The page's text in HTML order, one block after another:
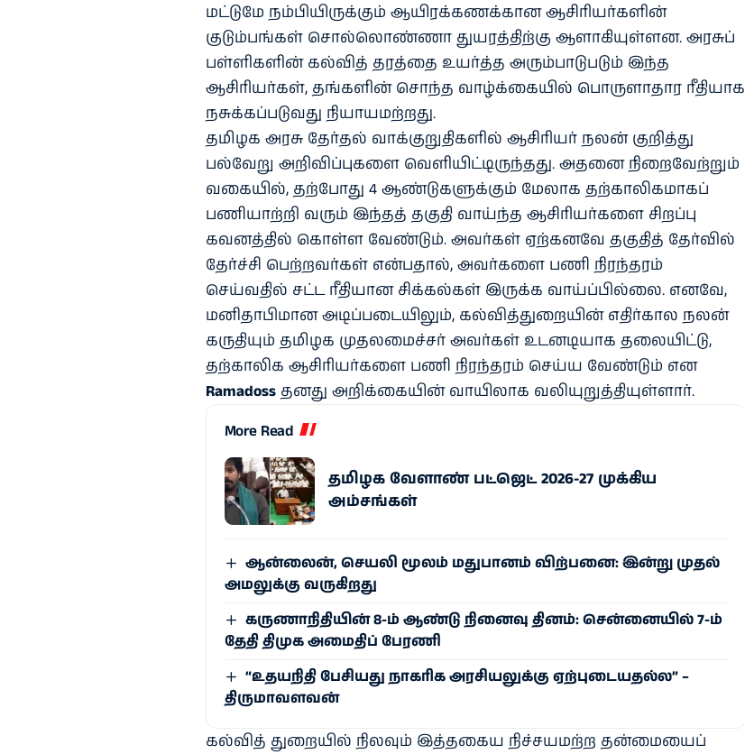
மட்டுமே நம்பியிருக்கும் ஆயிரக்கணக்கான ஆசிரியர்களின்
குடும்பங்கள் சொல்லொண்ணா துயரத்திற்கு ஆளாகியுள்ளன. அரசுப்
பள்ளிகளின் கல்வித் தரத்தை உயர்த்த அரும்பாடுபடும் இந்த
ஆசிரியர்கள், தங்களின் சொந்த வாழ்க்கையில் பொருளாதார ரீதியாக
நசுக்கப்படுவது நியாயமற்றது.
தமிழக அரசு தேர்தல் வாக்குறுதிகளில் ஆசிரியர் நலன் குறித்து
பல்வேறு அறிவிப்புகளை வெளியிட்டிருந்தது. அதனை நிறைவேற்றும்
வகையில், தற்போது 4 ஆண்டுகளுக்கும் மேலாக தற்காலிகமாகப்
பணியாற்றி வரும் இந்தத் தகுதி வாய்ந்த ஆசிரியர்களை சிறப்பு
கவனத்தில் கொள்ள வேண்டும். அவர்கள் ஏற்கனவே தகுதித் தேர்வில்
தேர்ச்சி பெற்றவர்கள் என்பதால், அவர்களை பணி நிரந்தரம்
செய்வதில் சட்ட ரீதியான சிக்கல்கள் இருக்க வாய்ப்பில்லை. எனவே,
மனிதாபிமான அடிப்படையிலும், கல்வித்துறையின் எதிர்கால நலன்
கருதியும் தமிழக முதலமைச்சர் அவர்கள் உடனடியாக தலையிட்டு,
தற்காலிக ஆசிரியர்களை பணி நிரந்தரம் செய்ய வேண்டும் என
Ramadossதனது அறிக்கையின் வாயிலாக வலியுறுத்தியுள்ளார்.
More Read
தமிழக வேளாண் பட்ஜெட் 2026-27 முக்கிய
அம்சங்கள்
ஆன்லைன், செயலி மூலம் மதுபானம் விற்பனை: இன்று முதல்
அமலுக்கு வருகிறது
கருணாநிதியின் 8-ம் ஆண்டு நினைவு தினம்: சென்னையில் 7-ம்
தேதி திமுக அமைதிப் பேரணி
“உதயநிதி பேசியது நாகரிக அரசியலுக்கு ஏற்புடையதல்ல” –
திருமாவளவன்
கல்வித் துறையில் நிலவும் இத்தகைய நிச்சயமற்ற தன்மையைப்